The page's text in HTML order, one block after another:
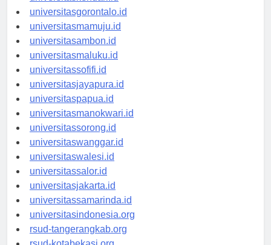
universitaskendari.id
universitasgorontalo.id
universitasmamuju.id
universitasambon.id
universitasmaluku.id
universitassofifi.id
universitasjayapura.id
universitaspapua.id
universitasmanokwari.id
universitassorong.id
universitaswanggar.id
universitaswalesi.id
universitassalor.id
universitasjakarta.id
universitassamarinda.id
universitasindonesia.org
rsud-tangerangkab.org